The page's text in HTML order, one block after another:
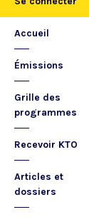
Accueil
Émissions
Grille des
programmes
Recevoir KTO
Articles et
dossiers